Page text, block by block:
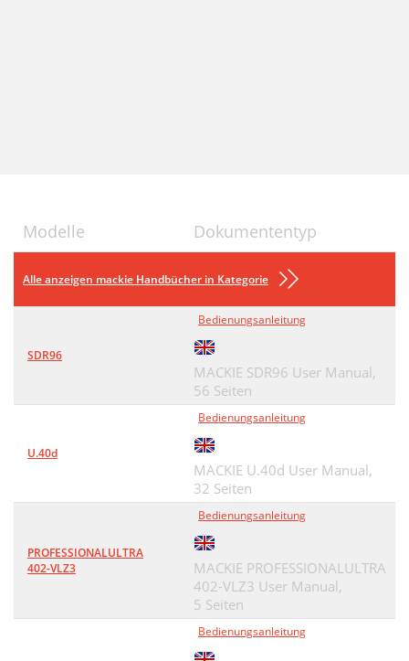
Modelle Dokumententyp
Alle anzeigen mackie Handbücher in Kategorie
SDR96
Bedienungsanleitung
MACKIE SDR96 User Manual,
56 Seiten
U.40d
Bedienungsanleitung
MACKIE U.40d User Manual,
32 Seiten
PROFESSIONALULTRA
402-VLZ3
Bedienungsanleitung
MACKIE PROFESSIONALULTRA
402-VLZ3 User Manual,
5 Seiten
Bedienungsanleitung